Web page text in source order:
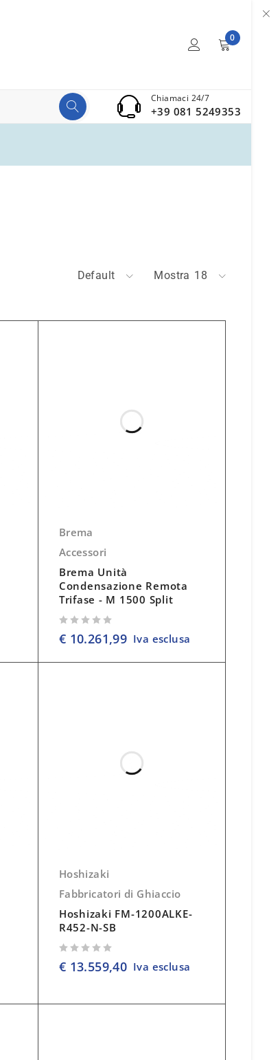
0
Chiamaci 24/7
+39 081 5249353
Default Mostra 18
Brema
Accessori
Brema Unità
Condensazione Remota
Trifase - M 1500 Split
€ 10.261,99 Iva esclusa
Hoshizaki
Fabbricatori di Ghiaccio
Hoshizaki FM-1200ALKE-
R452-N-SB
€ 13.559,40 Iva esclusa